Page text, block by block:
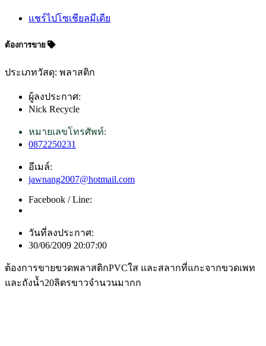
แชร์ไปโซเชียลมีเดีย
ต้องการขาย
ประเภทวัสดุ: พลาสติก
ผู้ลงประกาศ:
Nick Recycle
หมายเลขโทรศัพท์:
0872250231
อีเมล์:
jawnang2007@hotmail.com
Facebook / Line:
วันที่ลงประกาศ:
30/06/2009 20:07:00
ต้องการขายขวดพลาสติกPVCใส และสลากที่แกะจากขวดเพท
และถังน้ำ20ลิตรขาวจำนวนมากก